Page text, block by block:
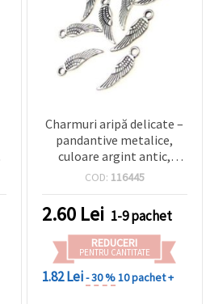
Charmuri aripă delicate –
pandantive metalice,
culoare argint antic,
5x17x1,5 mm, gaură 1 mm
bijuterii DIY/handmade cu
îngerași și fantezie
COD: 116445
2.60 Lei 1-9 pachet
REDUCERI
PENTRU CANTITATE
1.82 Lei- 30 %10 pachet +